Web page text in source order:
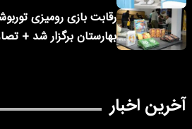
رقابت بازی رومیزی
بهارستان برگزار شد +
آخرین اخبار